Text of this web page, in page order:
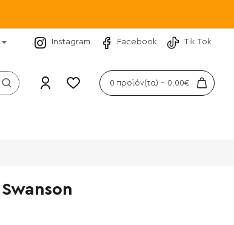
Instagram Facebook Tik Tok
0 προϊόν(τα) - 0,00€